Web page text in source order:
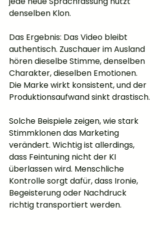
denselben Klon.
Das Ergebnis: Das Video bleibt
authentisch. Zuschauer im Ausland
hören dieselbe Stimme, denselben
Charakter, dieselben Emotionen.
Die Marke wirkt konsistent, und der
Produktionsaufwand sinkt drastisch.
Solche Beispiele zeigen, wie stark
Stimmklonen das Marketing
verändert. Wichtig ist allerdings,
dass Feintuning nicht der KI
überlassen wird. Menschliche
Kontrolle sorgt dafür, dass Ironie,
Begeisterung oder Nachdruck
richtig transportiert werden.